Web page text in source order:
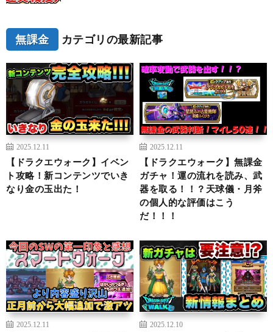
無課金 カテゴリの最新記事
2025.12.11
【ドラクエウォーク】イベン
ト攻略！新コンテンツでいき
なり金の玉出た！
2025.12.11
【ドラクエウォーク】無課金
ガチャ！運の流れを読み、武
器を取る！！？天球儀・月斧
の個人的な評価はこう
だ！！！
2025.12.11 2025.12.10